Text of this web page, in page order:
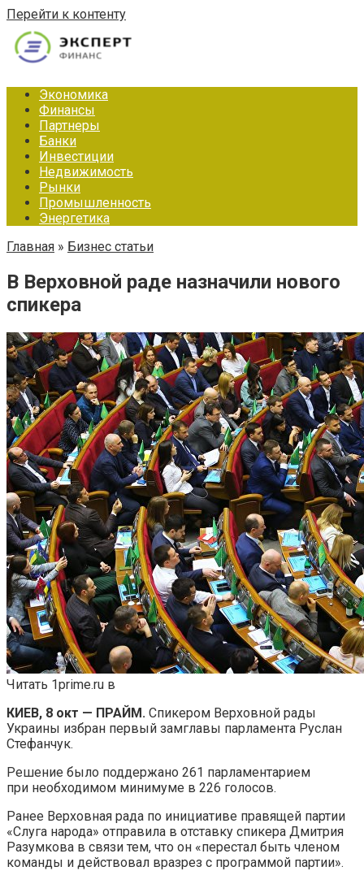
Перейти к контенту
Экономика
Финансы
Партнеры
Банки
Инвестиции
Недвижимость
Рынки
Промышленность
Энергетика
Главная » Бизнес статьи
В Верховной раде назначили нового
спикера
Читать 1prime.ru в
КИЕВ, 8 окт — ПРАЙМ. Спикером Верховной рады
Украины избран первый замглавы парламента Руслан
Стефанчук.
Решение было поддержано 261 парламентарием
при необходимом минимуме в 226 голосов.
Ранее Верховная рада по инициативе правящей партии
«Слуга народа» отправила в отставку спикера Дмитрия
Разумкова в связи тем, что он «перестал быть членом
команды и действовал вразрез с программой партии».